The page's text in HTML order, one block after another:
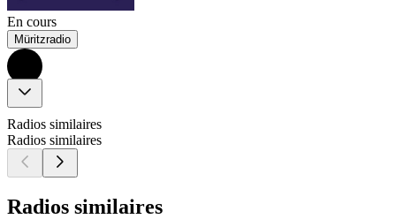
En cours
Müritzradio
Radios similaires
Radios similaires
Radios similaires